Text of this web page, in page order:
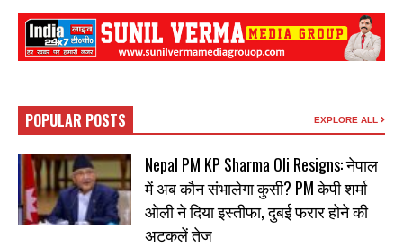
POPULAR POSTS EXPLORE ALL
Nepal PM KP Sharma Oli Resigns: नेपाल
में अब कौन संभालेगा कुर्सी? PM केपी शर्मा
ओली ने दिया इस्तीफा, दुबई फरार होने की
अटकलें तेज